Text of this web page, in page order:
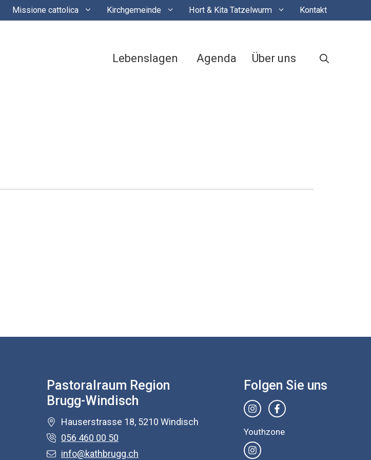
Missione cattolica Kirchgemeinde Hort & Kita Tatzelwurm Kontakt
Lebenslagen Agenda Über uns
Pastoralraum Region
Brugg-Windisch
Hauserstrasse 18, 5210 Windisch
056 460 00 50
info@kathbrugg.ch
Folgen Sie uns
Youthzone